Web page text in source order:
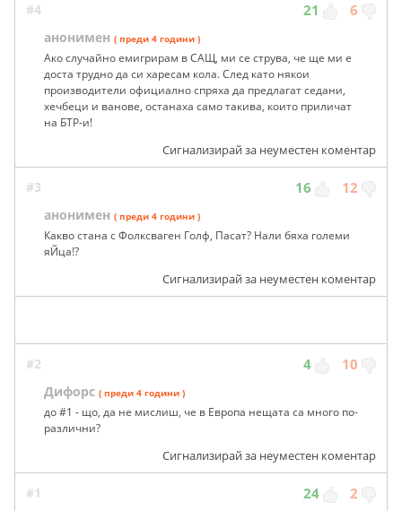
#4 21 6
анонимен ( преди 4 години )
Ако случайно емигрирам в САЩ, ми се струва, че ще ми е
доста трудно да си харесам кола. След като някои
производители официално спряха да предлагат седани,
хечбеци и ванове, останаха само такива, които приличат
на БТР-и!
Сигнализирай за неуместен коментар
#3 16 12
анонимен ( преди 4 години )
Какво стана с Фолксваген Голф, Пасат? Нали бяха големи
яЙца!?
Сигнализирай за неуместен коментар
#2 4 10
Дифорс ( преди 4 години )
до #1 - що, да не мислиш, че в Европа нещата са много по-
различни?
Сигнализирай за неуместен коментар
#1 24 2